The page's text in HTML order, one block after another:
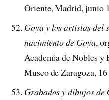
Oriente, Madrid, junio
Goya y los artistas del
nacimiento de Goya,
Academia de Nobles y
Museo de Zaragoza,
Grabados y dibujos